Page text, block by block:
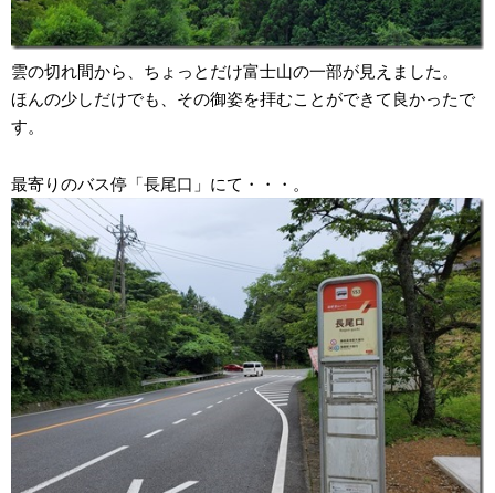
雲の切れ間から、ちょっとだけ富士山の一部が見えました。
ほんの少しだけでも、その御姿を拝むことができて良かったで
す。
最寄りのバス停「長尾口」にて・・・。